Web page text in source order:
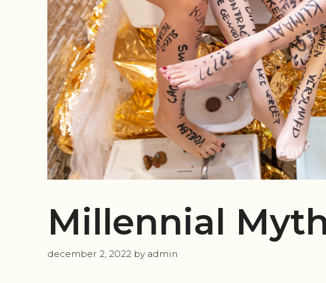
Millennial
december 2, 2022 by admin